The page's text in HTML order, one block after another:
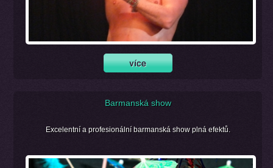
Barmanská show
Excelentní a profesionální barmanská show plná efektů.